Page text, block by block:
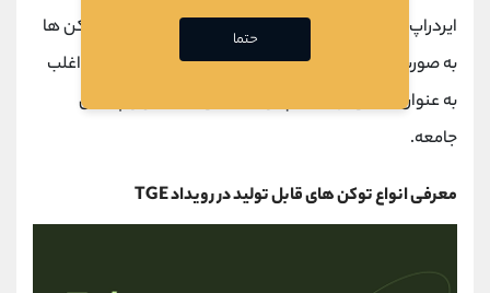
ایردراپ نوع دیگری از رویداد تولید توکن
است که در آن توکن ‌ها
به صورت رایگان بین اعضای واجد شرایط توزیع می‌ شوند، اغلب
به عنوان بخشی از یک کمپین تبلیغاتی یا به عنوان پاداش
جامعه.
معرفی انواع توکن های قابل تولید در رویداد TGE
حتما